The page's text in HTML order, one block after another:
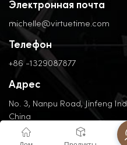
Электронная почта
michelle@virtuetime.com
Телефон
+86 -1329087877
Адрес
No. 3, Nanpu Road, Jinfeng
China